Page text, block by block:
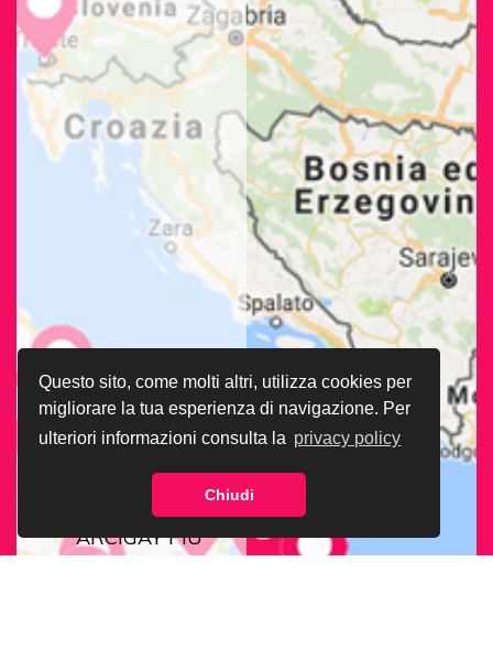
Questo sito, come molti altri, utilizza cookies per
migliorare la tua esperienza di navigazione. Per
ulteriori informazioni consulta la privacy policy
Chiudi
CERCA LA SEDE
ARCIGAY PIÙ